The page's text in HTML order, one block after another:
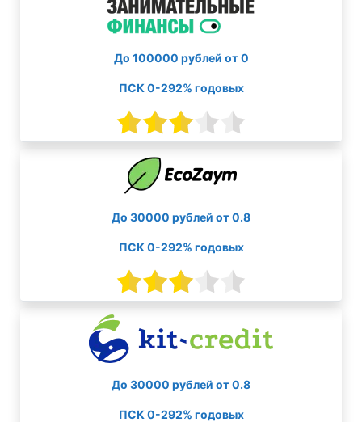
До 100000 рублей от 0
ПСК 0-292% годовых
До 30000 рублей от 0.8
ПСК 0-292% годовых
До 30000 рублей от 0.8
ПСК 0-292% годовых